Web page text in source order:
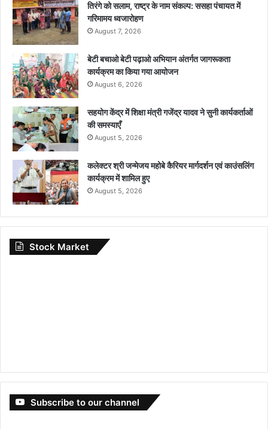
तिरंगे को सलाम, राष्ट्र के नाम संकल्प: ससहा पंचायत में
गरिमामय ध्वजारोहण
August 7, 2026
बेटी बचाओ बेटी पढ़ाओ अभियान अंतर्गत जागरूकता
कार्यक्रम का किया गया आयोजन
August 6, 2026
सहयोग केंद्र में शिक्षा मंत्री गजेंद्र यादव ने सुनी कार्यकर्ताओं
की समस्याएँ
August 5, 2026
कलेक्टर श्री जन्मेजय महोबे कैरियर मार्गदर्शन एवं काउंसलिंग
कार्यक्रम में शामिल हुए
August 5, 2026
Stock Market
Subscribe to our channel